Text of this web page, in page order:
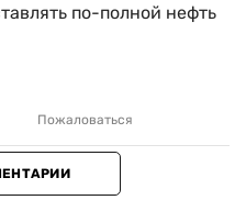
по-полной нефть
Пожаловаться